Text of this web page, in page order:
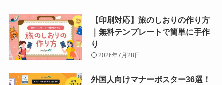
【印刷対応】旅のしおりの作り方
｜無料テンプレートで簡単に手作
り
2026年7月28日
外国人向けマナーポスター36選！